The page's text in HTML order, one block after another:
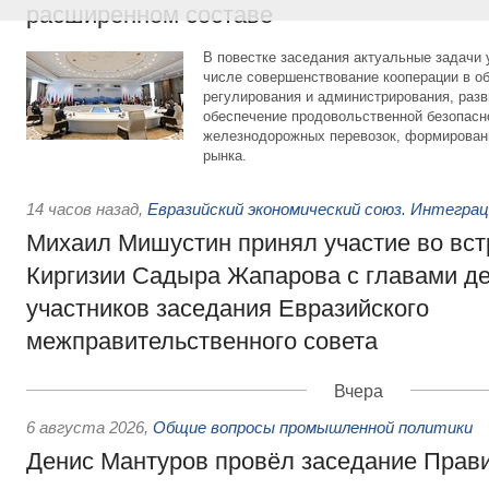
расширенном составе
В повестке заседания актуальные задачи
числе совершенствование кооперации в
регулирования и администрирования,
обеспечение продовольственной
железнодорожных перевозок,
рынка.
14 часов назад, Евразийский экономический союз.
Михаил Мишустин принял участие во
Киргизии Садыра Жапарова с главами
участников заседания Евразийского
межправительственного совета
Вчера
6 августа 2026, Общие вопросы промышленной политики
Денис Мантуров провёл заседание